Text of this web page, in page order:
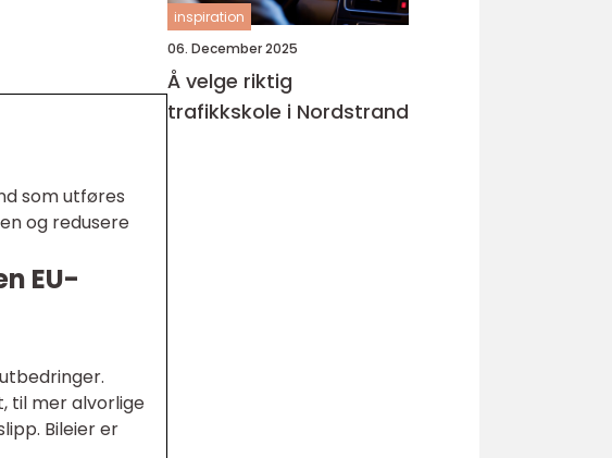
som utføres
og redusere
EU-
til mer alvorlige
Bileier er
inspiration
06. December 2025
Å velge riktig
trafikkskole i Nordstrand